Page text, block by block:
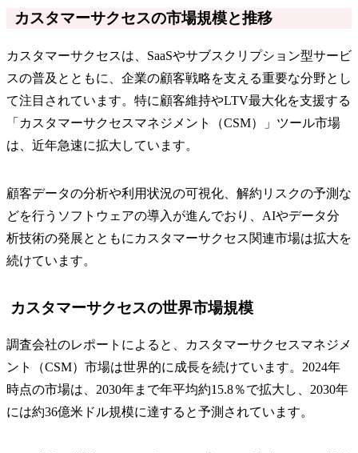
カスタマーサクセスの市場規模と推移
カスタマーサクセスは、SaaSやサブスクリプション型サービ
スの普及とともに、企業の顧客戦略を支える重要な分野とし
て注目されています。特に顧客維持やLTV最大化を支援する
「カスタマーサクセスマネジメント（CSM）」ツール市場
は、近年急速に拡大しています。
顧客データの分析や利用状況の可視化、解約リスクの予測な
どを行うソフトウェアの導入が進んでおり、AIやデータ分
析技術の発展とともにカスタマーサクセス関連市場は拡大を
続けています。
カスタマーサクセスの世界市場規模
調査会社のレポートによると、カスタマーサクセスマネジメ
ント（CSM）市場は世界的に成長を続けています。2024年
時点の市場は、2030年まで年平均約15.8％で拡大し、2030年
には約36億米ドル規模に達すると予測されています。